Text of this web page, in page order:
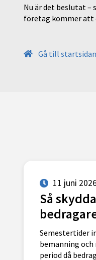
Nu är det beslutat –
företag kommer att
Gå till startsidan
11 juni
Så
Semestertider
bemanning och
period då